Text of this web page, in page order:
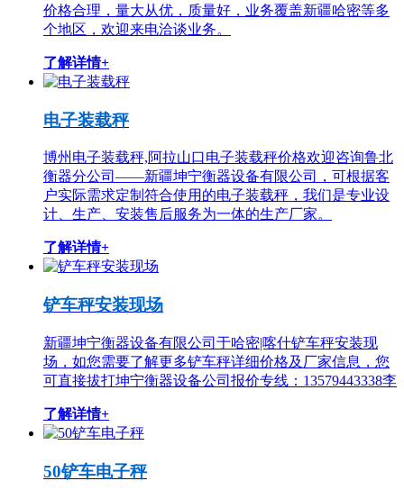
价格合理，量大从优，质量好，业务覆盖新疆哈密等多
个地区，欢迎来电洽谈业务。
了解详情+
电子装载秤
博州电子装载秤,阿拉山口电子装载秤价格欢迎咨询鲁北
衡器分公司——新疆坤宁衡器设备有限公司，可根据客
户实际需求定制符合使用的电子装载秤，我们是专业设
计、生产、安装售后服务为一体的生产厂家。
了解详情+
铲车秤安装现场
新疆坤宁衡器设备有限公司于哈密|喀什铲车秤安装现
场，如您需要了解更多铲车秤详细价格及厂家信息，您
可直接拔打坤宁衡器设备公司报价专线：13579443338李
了解详情+
50铲车电子秤